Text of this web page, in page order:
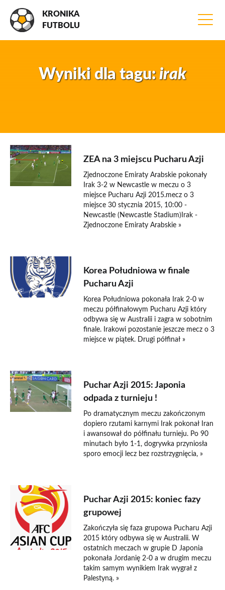
KRONIKA
FUTBOLU
Wyniki dla tagu:irak
ZEA na 3 miejscu Pucharu Azji
Zjednoczone Emiraty Arabskie pokonały
Irak 3-2 w Newcastle w meczu o 3
miejsce Pucharu Azji 2015.mecz o 3
miejsce 30 stycznia 2015, 10:00 -
Newcastle (Newcastle Stadium)Irak -
Zjednoczone Emiraty Arabskie »
Korea Południowa w finale
Pucharu Azji
Korea Południowa pokonała Irak 2-0 w
meczu półfinałowym Pucharu Azji który
odbywa się w Australii i zagra w sobotnim
finale. Irakowi pozostanie jeszcze mecz o 3
miejsce w piątek. Drugi półfinał »
Puchar Azji 2015: Japonia
odpada z turnieju !
Po dramatycznym meczu zakończonym
dopiero rzutami karnymi Irak pokonał Iran
i awansował do półfinału turnieju. Po 90
minutach było 1-1, dogrywka przyniosła
sporo emocji lecz bez rozstrzygnięcia, »
Puchar Azji 2015: koniec fazy
grupowej
Zakończyła się faza grupowa Pucharu Azji
2015 który odbywa się w Australii. W
ostatnich meczach w grupie D Japonia
pokonała Jordanię 2-0 a w drugim meczu
takim samym wynikiem Irak wygrał z
Palestyną. »